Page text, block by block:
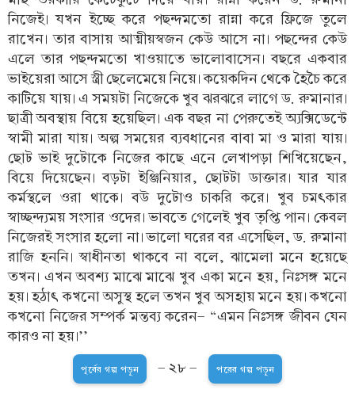
নিজেই। যখন ইচ্ছে করে পছন্দমতো রান্না করে ফ্রিজে তুলে
রাখেন। তার বাসায় আত্মীয়স্বজন কেউ আসে না। পছন্দের কেউ
এলে তার পছন্দমতো খাওয়াতে ভালোবাসেন। বছরে একবার
ভাইয়েরা আসে স্ত্রী ছেলেমেয়ে নিয়ে। কয়েকদিন থেকে হৈচৈ করে
কাটিয়ে যায়। এ সময়টা নিজেকে খুব ঝরঝরে লাগে ড. রুমানার।
ছাত্রী অবস্থায় বিয়ে হয়েছিল। এক বছর না পেরুতেই অ্যক্সিডেন্টে
স্বামী মারা যায়। অল্প সময়ের ব্যবধানের বাবা মা ও মারা যায়।
ছোট ভাই দুটোকে নিজের কাছে এনে লেখাপড়া শিখিয়েছেন,
বিয়ে দিয়েছেন। বড়টা ইঞ্জিনিয়ার, ছোটটা ডাক্তার। যার যার
কর্মস্থলে ওরা থাকে। বউ দুটোও চাকরি করে। খুব চমৎকার
স্বাচ্ছন্দ্যময় সংসার ওদের। ভাবতে গেলেই খুব তৃপ্তি পান। কেবল
নিজেরই সংসার হলো না। ভালো ঘরের বর এসেছিল, ড. রুমানা
রাজি হননি। স্বাধীনতা থাকবে না বলে, ঝামেলা মনে হয়েছে
তখন। এখন অবশ্য মাঝে মাঝে খুব একা মনে হয়, নিঃসঙ্গ মনে
হয়। হঠাৎ কখনো অসুস্থ হলে তখন খুব অসহায় মনে হয়। কখনো
কখনো নিজের সম্পর্ক মন্তব্য করেন- “এমন নিঃসঙ্গ জীবন যেন
কারও না হয়।’’
পূর্বের গল্প পড়ুন - ২৮ - পরের গল্প পড়ুন